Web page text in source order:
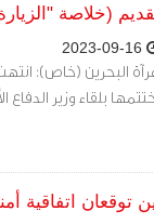
(خلاصة
البحرين (خاص):
بلقاء وزير
توقعان اتفاقية